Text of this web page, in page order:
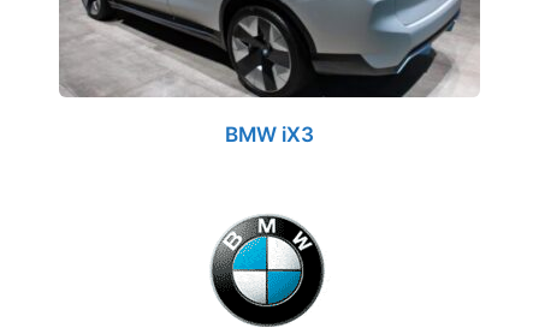
BMW iX3